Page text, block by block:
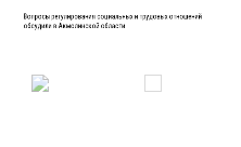
Вопросы регулирования социальных и трудовых отношений
обсудили в Акмолинской области